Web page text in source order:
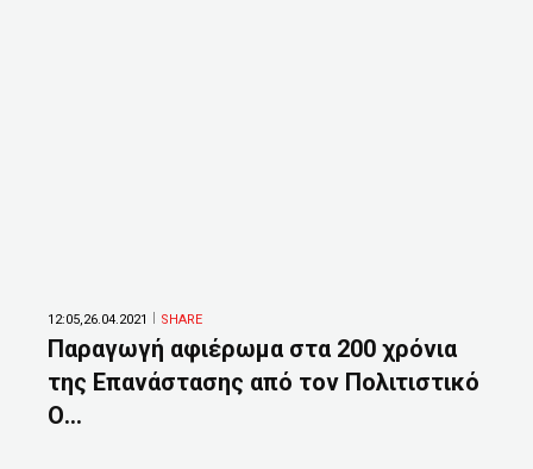
12:05,26.04.2021 SHARE
Παραγωγή αφιέρωμα στα 200 χρόνια
της Επανάστασης από τον Πολιτιστικό
Ο...